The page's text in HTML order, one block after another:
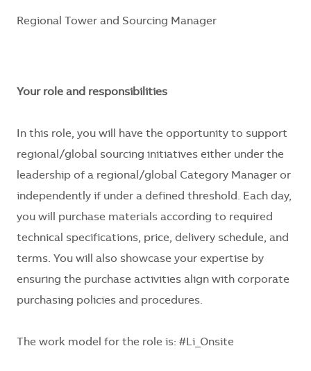
Regional Tower and Sourcing Manager
Your role and responsibilities
In this role, you will have the opportunity to support
regional/global sourcing initiatives either under the
leadership of a regional/global Category Manager or
independently if under a defined threshold. Each day,
you will purchase materials according to required
technical specifications, price, delivery schedule, and
terms. You will also showcase your expertise by
ensuring the purchase activities align with corporate
purchasing policies and procedures.
The work model for the role is: #Li_Onsite